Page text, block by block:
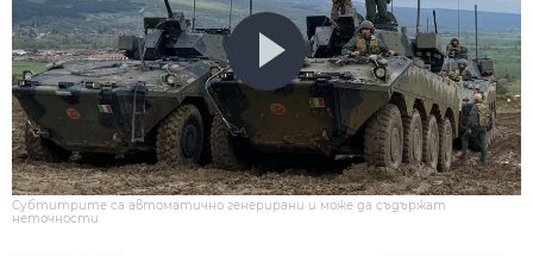
Субтитрите са автоматично генерирани и може да съдържат
неточности.